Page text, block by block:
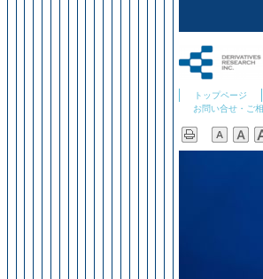
トップページ
お問い合せ・ご